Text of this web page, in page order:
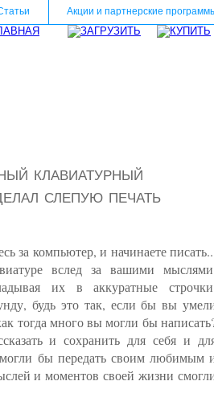
Акции и партнерские
клавиатурный
слепую печать
за компьютер, и начинаете
вслед за вашими
их в аккуратные
будь это так, если бы вы
тогда много вы могли бы
и сохранить для себя и
бы передать своим любимым
и моментов своей жизни